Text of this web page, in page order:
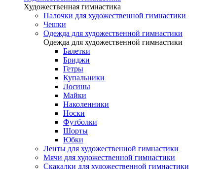
Художественная гимнастика
Палочки для художественной гимнастики
Чешки
Одежда для художественной гимнастики
Одежда для художественной гимнастики
Балетки
Бриджи
Гетры
Купальники
Лосины
Майки
Наколенники
Носки
Футболки
Шорты
Юбки
Ленты для художественной гимнастики
Мячи для художественной гимнастики
Скакалки для художественной гимнастики